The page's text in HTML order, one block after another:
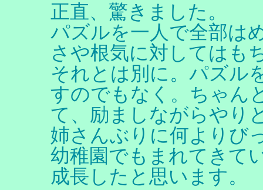
正直、驚きました。
パズルを一人で全部は
さや根気に対してはも
それとは別に。パズル
すのでもなく。ちゃん
て、励ましながらやり
姉さんぶりに何よりび
幼稚園でもまれてきて
成長したと思います。